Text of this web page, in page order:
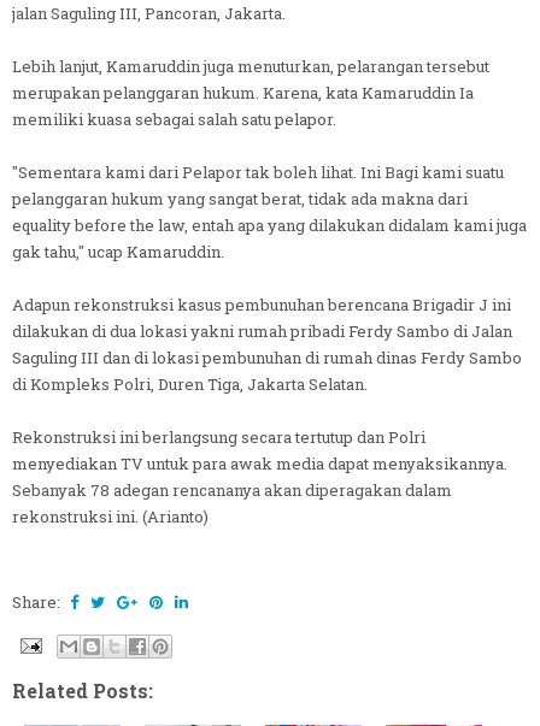
jalan Saguling III, Pancoran, Jakarta.
Lebih lanjut, Kamaruddin juga menuturkan, pelarangan tersebut
merupakan pelanggaran hukum. Karena, kata Kamaruddin Ia
memiliki kuasa sebagai salah satu pelapor.
"Sementara kami dari Pelapor tak boleh lihat. Ini Bagi kami suatu
pelanggaran hukum yang sangat berat, tidak ada makna dari
equality before the law, entah apa yang dilakukan didalam kami juga
gak tahu," ucap Kamaruddin.
Adapun rekonstruksi kasus pembunuhan berencana Brigadir J ini
dilakukan di dua lokasi yakni rumah pribadi Ferdy Sambo di Jalan
Saguling III dan di lokasi pembunuhan di rumah dinas Ferdy Sambo
di Kompleks Polri, Duren Tiga, Jakarta Selatan.
Rekonstruksi ini berlangsung secara tertutup dan Polri
menyediakan TV untuk para awak media dapat menyaksikannya.
Sebanyak 78 adegan rencananya akan diperagakan dalam
rekonstruksi ini. (Arianto)
Share:
Related Posts: